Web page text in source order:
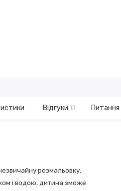
Відгуки 0 Питання
розмальовку.
і водою, дитина зможе